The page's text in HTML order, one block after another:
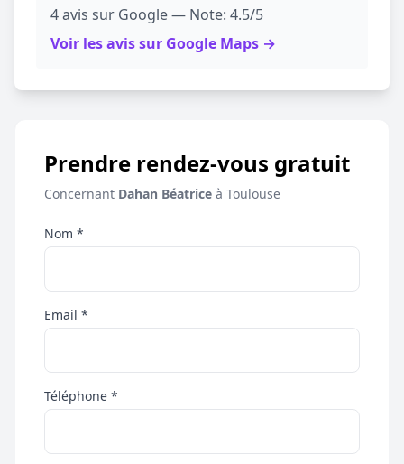
4 avis sur Google — Note: 4.5/5
Voir les avis sur Google Maps →
Prendre rendez-vous gratuit
Concernant Dahan Béatrice à Toulouse
Nom *
Email *
Téléphone *